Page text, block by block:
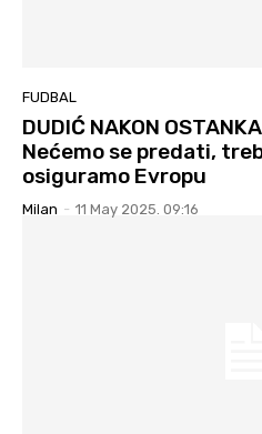
FUDBAL
DUDIĆ NAKON
Nećemo se predati,
osiguramo Evropu
Milan - 11 May 2025. 09:16